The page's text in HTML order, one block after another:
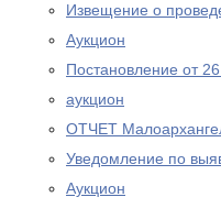
Извещение о
Аукцион
Постановление от
аукцион
ОТЧЕТ
Уведомление по
Аукцион